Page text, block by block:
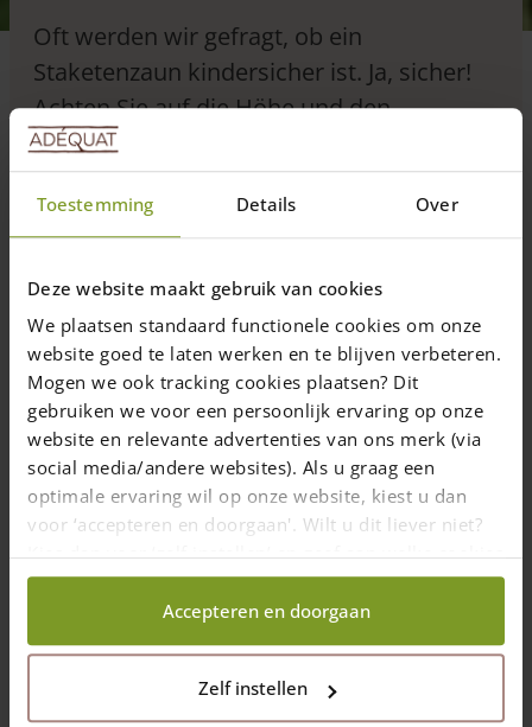
Toestemming Details Over
Deze website maakt gebruik van cookies
We plaatsen standaard functionele cookies om onze
website goed te laten werken en te blijven verbeteren.
Mogen we ook tracking cookies plaatsen? Dit
gebruiken we voor een persoonlijk ervaring op onze
website en relevante advertenties van ons merk (via
social media/andere websites). Als u graag een
optimale ervaring wil op onze website, kiest u dan
voor ‘accepteren en doorgaan'. Wilt u dit liever niet?
Kies dan voor ‘zelf instellen’ en geef aan welke cookies
wij wel mogen verzamelen.
Accepteren en doorgaan
Zelf instellen
Oft werden wir gefragt, ob ein
Staketenzaun kindersicher ist. Ja, sicher!
Achten Sie auf die Höhe und den
Lattenabstand!
4 min Lesezeit
„Ist ein Staketenzaun kindersicher?“ Diese Frage bekommen wir
oft gestellt. Die einfache Antwort lautet: Ja, ab 1,20 cm Höhe
und mit einem kleinen Lattenabstand on 2 cm, 4 cm oder max.
6 cm.
Eltern oder Großeltern, die einen Garten ihr Eigen nennen
dürfen, möchten ihren Kindern möglichst freie Flächen zum
Spielen und Toben bieten. Gleichzeitig möchten sie
sicherstellen, dass sich die Kinder möglichst sicher frei im
Garten bewegen können. Besonders Gefahrenquellen wie
Straßen, Teiche, Pools, Gräben, Flüsse und Bäche sollten gut
begrenzt werden. Ein Staketenzaun ist eine kindersichere
Lösung, die in den letzten Jahren auch in Deutschland immer